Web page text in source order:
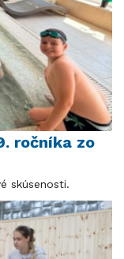
ročníka zo
skúsenosti.